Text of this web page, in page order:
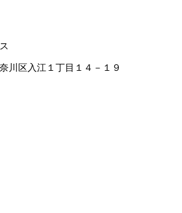
川区入江１丁目１４－１９